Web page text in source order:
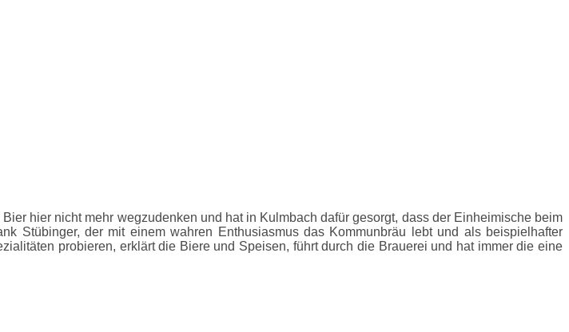
hier nicht mehr wegzudenken und hat in Kulmbach dafür gesorgt, dass der Einheimische beim
Stübinger, der mit einem wahren Enthusiasmus das Kommunbräu lebt und als beispielhafter
probieren, erklärt die Biere und Speisen, führt durch die Brauerei und hat immer die eine